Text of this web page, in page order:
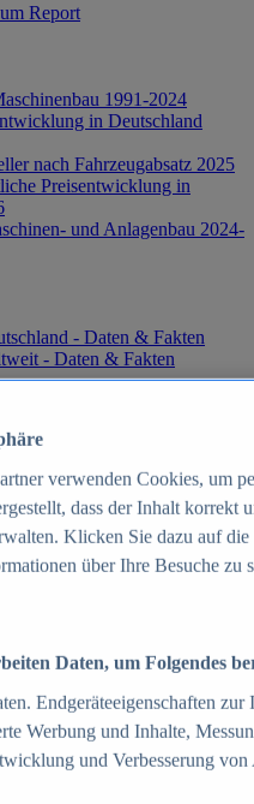
Report
1991-2024
in Deutschland
nach Fahrzeugabsatz 2025
Preisentwicklung in
und Anlagenbau 2024-
- Daten & Fakten
- Daten & Fakten
Report
des Umsatzes in
und weltweit
50 Online Shops in
Zahlungsverfahren in
im Online-Handel in
verwenden Cookies, um
dass der Inhalt korrekt
Klicken Sie dazu auf
über Ihre Besuche
Daten, um Folgendes
Endgeräteeigenschaften
Werbung und Inhalte,
und Verbesserung von